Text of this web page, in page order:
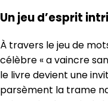
Un jeu d’esprit
À travers le jeu de
célèbre « a vaincre
le livre devient une
parsèment la trame